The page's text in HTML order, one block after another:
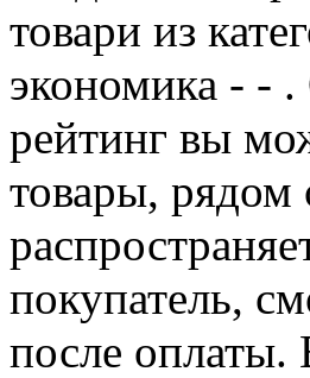
товари из
экономика - - .
рейтинг вы
товары, рядом
покупатель,
после